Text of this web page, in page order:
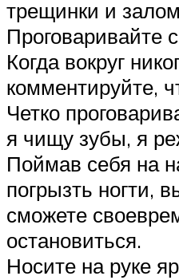
трещинки и
Проговаривайте
Когда вокруг
комментируйте,
Четко
я чищу зубы, я
Поймав себя на
погрызть ногти,
сможете
остановиться.
Носите на руке